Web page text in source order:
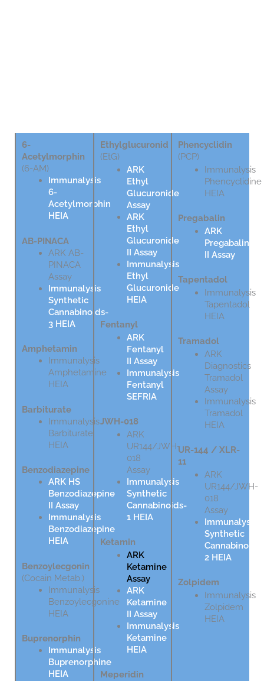
6-
Acetylmorphin
(6-AM)
Immunalysis
6-
Acetylmorphin
HEIA
AB-PINACA
ARK AB-
PINACA
Assay
Immunalysis
Synthetic
Cannabinoids-
3 HEIA
Amphetamin
Immunalysis
Amphetamine
HEIA
Barbiturate
Immunalysis
Barbiturate
HEIA
Benzodiazepine
ARK HS
Benzodiazepine
II Assay
Immunalysis
Benzodiazepine
HEIA
Benzoylecgonin
(Cocain Metab.)
Immunalysis
Benzoylecgonine
HEIA
Buprenorphin
Immunalysis
Buprenorphine
HEIA
Ethylglucuronid
(EtG)
ARK
Ethyl
Glucuronide
Assay
ARK
Ethyl
Glucuronide
II Assay
Immunalysis
Ethyl
Glucuronide
HEIA
Fentanyl
ARK
Fentanyl
II Assay
Immunalysis
Fentanyl
SEFRIA
JWH-018
ARK
UR144/JWH-
018
Assay
Immunalysis
Synthetic
Cannabinoids-
1 HEIA
Ketamin
ARK
Ketamine
Assay
ARK
Ketamine
II Assay
Immunalysis
Ketamine
HEIA
Meperidin
Phencyclidin
(PCP)
Immunalysis
Phencyclidine
HEIA
Pregabalin
ARK
Pregabalin
II Assay
Tapentadol
Immunalysis
Tapentadol
HEIA
Tramadol
ARK
Diagnostics
Tramadol
Assay
Immunalysis
Tramadol
HEIA
UR-144 / XLR-
11
ARK
UR144/JWH-
018
Assay
Immunalysis
Synthetic
2 HEIA
Zolpidem
Immunalysis
Zolpidem
HEIA